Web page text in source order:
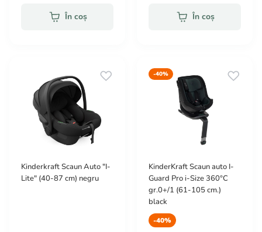
În coș În coș
Kinderkraft Scaun Auto "I-
Lite" (40-87 cm) negru
-40%
KinderKraft Scaun auto I-
Guard Pro i-Size 360°С
gr.0+/1 (61-105 cm.)
black
-40%